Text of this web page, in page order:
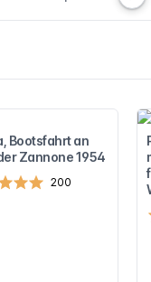
Bootsfahrt an
Zannone 1954
200